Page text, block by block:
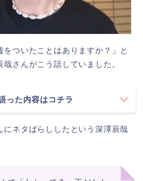
をついたことはありますか？」と
さんがこう話していました。
った内容はコチラ
にネタばらししたという深澤辰哉